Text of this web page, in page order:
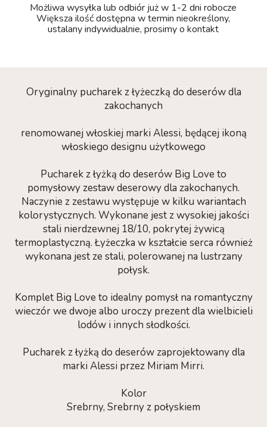
Możliwa wysyłka lub odbiór już w 1-2 dni robocze
Większa ilość dostępna w termin nieokreślony,
ustalany indywidualnie, prosimy o kontakt
Oryginalny pucharek z łyżeczką do deserów dla
zakochanych
renomowanej włoskiej marki Alessi, będącej ikoną
włoskiego designu użytkowego
Pucharek z łyżką do deserów Big Love to
pomysłowy zestaw deserowy dla zakochanych.
Naczynie z zestawu występuje w kilku wariantach
kolorystycznych. Wykonane jest z wysokiej jakości
stali nierdzewnej 18/10, pokrytej żywicą
termoplastyczną. Łyżeczka w kształcie serca również
wykonana jest ze stali, polerowanej na lustrzany
połysk.
Komplet Big Love to idealny pomysł na romantyczny
wieczór we dwoje albo uroczy prezent dla wielbicieli
lodów i innych słodkości.
Pucharek z łyżką do deserów zaprojektowany dla
marki Alessi przez Miriam Mirri.
Kolor
Srebrny, Srebrny z połyskiem